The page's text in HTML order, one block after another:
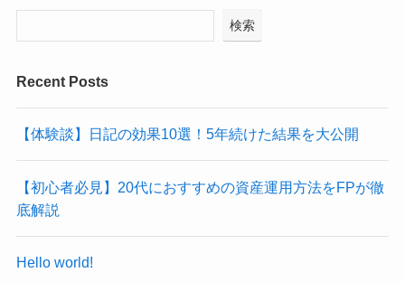
検索
Recent Posts
【体験談】日記の効果10選！5年続けた結果を大公開
【初心者必見】20代におすすめの資産運用方法をFPが徹
底解説
Hello world!